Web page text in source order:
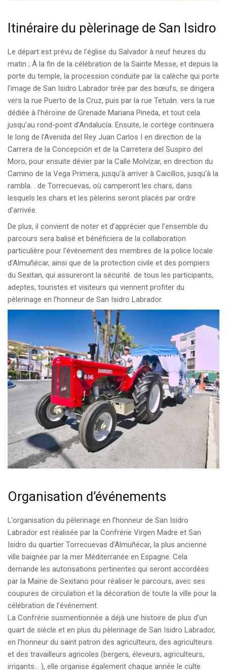
Itinéraire du pèlerinage de San Isidro
Le départ est prévu de l’église du Salvador à neuf heures du
matin ; À la fin de la célébration de la Sainte Messe, et depuis la
porte du temple, la procession conduite par la calèche qui porte
l’image de San Isidro Labrador tirée par des bœufs, se dirigera
vers la rue Puerto de la Cruz, puis par la rue Tetuán. vers la rue
dédiée à l’héroïne de Grenade Mariana Pineda, et tout cela
jusqu’au rond-point d’Andalucía. Ensuite, le cortège continuera
le long de l’Avenida del Rey Juan Carlos I en direction de la
Carrera de la Concepción et de la Carretera del Suspiro del
Moro, pour ensuite dévier par la Calle Molvízar, en direction du
Camino de la Vega Primera, jusqu’à arriver à Caicillos, jusqu’à la
rambla. . de Torrecuevas, où camperont les chars, dans
lesquels les chars et les pèlerins seront placés par ordre
d’arrivée.
De plus, il convient de noter et d’apprécier que l’ensemble du
parcours sera balisé et bénéficiera de la collaboration
particulière pour l’événement des membres de la police locale
d’Almuñécar, ainsi que de la protection civile et des pompiers
du Sexitan, qui assureront la sécurité. de tous les participants,
adeptes, touristes et visiteurs qui viennent profiter du
pèlerinage en l’honneur de San Isidro Labrador.
Organisation d’événements
L’organisation du pèlerinage en l’honneur de San Isidro
Labrador est réalisée par la Confrérie Virgen Madre et San
Isidro du quartier Torrecuevas d’Almuñécar, la plus ancienne
ville baignée par la mer Méditerranée en Espagne. Cela
demande les autorisations pertinentes qui seront accordées
par la Mairie de Sexitano pour réaliser le parcours, avec ses
coupures de circulation et la décoration de toute la ville pour la
célébration de l’événement.
La Confrérie susmentionnée a déjà une histoire de plus d’un
quart de siècle et en plus du pèlerinage de San Isidro Labrador,
en l’honneur du saint patron des agriculteurs, des agriculteurs
et des travailleurs agricoles (bergers, éleveurs, agriculteurs,
irrigants… ), elle organise également chaque année le culte